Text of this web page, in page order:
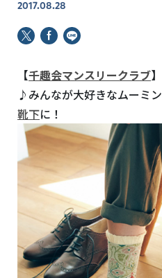
2017.08.28
【千趣会マンスリークラブ】
♪みんなが大好きなムーミ
靴下に！